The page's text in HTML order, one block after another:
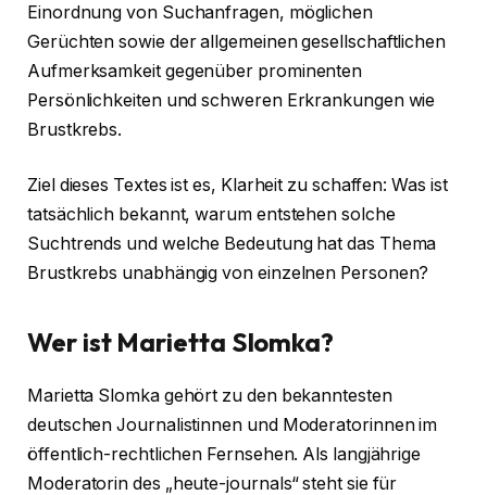
Einordnung von Suchanfragen, möglichen
Gerüchten sowie der allgemeinen gesellschaftlichen
Aufmerksamkeit gegenüber prominenten
Persönlichkeiten und schweren Erkrankungen wie
Brustkrebs.
Ziel dieses Textes ist es, Klarheit zu schaffen: Was ist
tatsächlich bekannt, warum entstehen solche
Suchtrends und welche Bedeutung hat das Thema
Brustkrebs unabhängig von einzelnen Personen?
Wer ist Marietta Slomka?
Marietta Slomka gehört zu den bekanntesten
deutschen Journalistinnen und Moderatorinnen im
öffentlich-rechtlichen Fernsehen. Als langjährige
Moderatorin des „heute-journals“ steht sie für